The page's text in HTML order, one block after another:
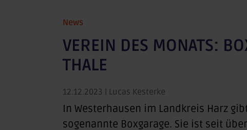
News
VEREIN DES MONATS:
THALE
12.12.2023 | Lucas Kesterke
In Westerhausen im Landkreis Harz
sogenannte Boxgarage. Sie ist seit